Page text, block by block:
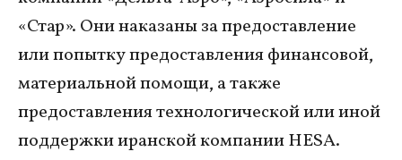
«Стар». Они наказаны за предоставление
или попытку предоставления финансовой,
материальной помощи, а также
предоставления технологической или иной
поддержки иранской компании HESA.